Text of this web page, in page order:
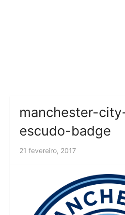
manchester-
escudo-badge
21 fevereiro, 2017